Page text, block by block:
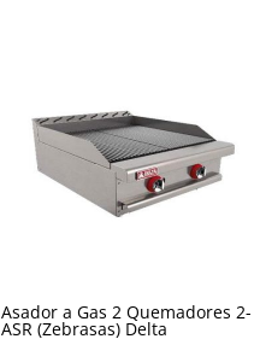
Asador a Gas 2 Quemadores 2-
ASR (Zebrasas) Delta